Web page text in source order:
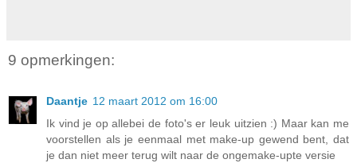
9 opmerkingen:
Daantje 12 maart 2012 om 16:00
Ik vind je op allebei de foto's er leuk uitzien :) Maar kan me
voorstellen als je eenmaal met make-up gewend bent, dat
je dan niet meer terug wilt naar de ongemake-upte versie